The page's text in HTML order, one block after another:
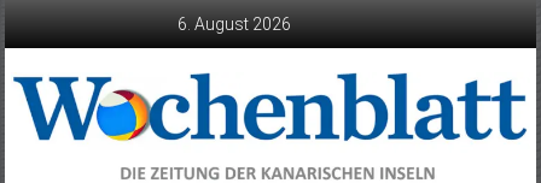
6. August 2026